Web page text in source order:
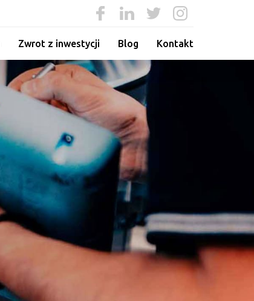
Zwrot z inwestycji Blog Kontakt